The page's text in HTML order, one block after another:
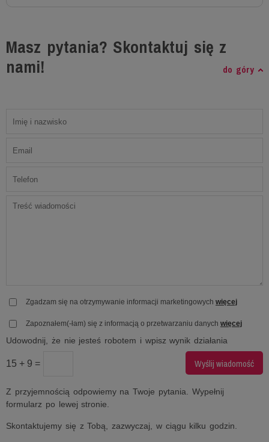
Masz pytania? Skontaktuj się z
nami!
do góry
Zgadzam się na otrzymywanie informacji marketingowych więcej
Zapoznałem(-łam) się z informacją o przetwarzaniu danych więcej
Udowodnij, że nie jesteś robotem i wpisz wynik działania
15 + 9 =
Z przyjemnością odpowiemy na Twoje pytania. Wypełnij
formularz po lewej stronie.
Skontaktujemy się z Tobą, zazwyczaj, w ciągu kilku godzin.